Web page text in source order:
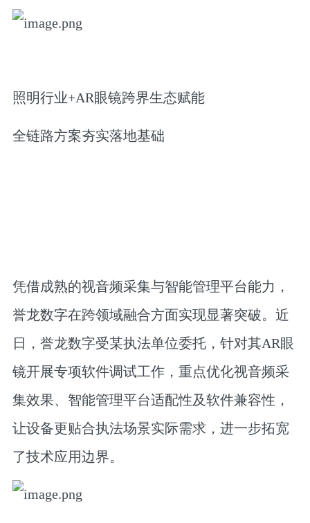
照明行业+AR眼镜跨界生态赋能
全链路方案夯实落地基础
凭借成熟的视音频采集与智能管理平台能力，
誉龙数字在跨领域融合方面实现显著突破。近
日，誉龙数字受某执法单位委托，针对其AR眼
镜开展专项软件调试工作，重点优化视音频采
集效果、智能管理平台适配性及软件兼容性，
让设备更贴合执法场景实际需求，进一步拓宽
了技术应用边界。